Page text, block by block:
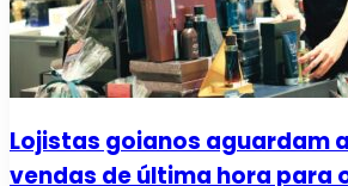
Lojistas goianos aguardam
vendas de última hora para